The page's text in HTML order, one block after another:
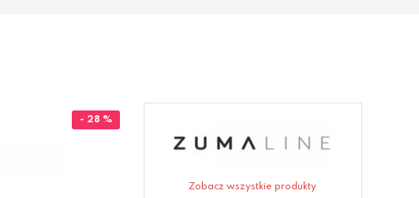
- 28 %
Zobacz wszystkie produkty